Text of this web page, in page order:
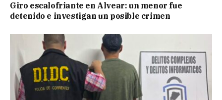
Giro escalofriante en Alvear: un menor fue
detenido e investigan un posible crimen